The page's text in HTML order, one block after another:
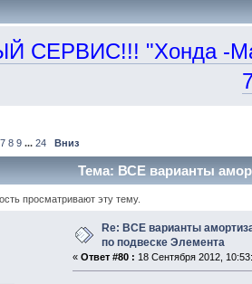
СЕРВИС!!! "Хонда -
7 8 9 ... 24 Вниз
Тема: ВСЕ варианты
просматривают эту тему.
Re: ВСЕ варианты
по подвеске Элемента
«Ответ #80 : 18 Сентября 2012,